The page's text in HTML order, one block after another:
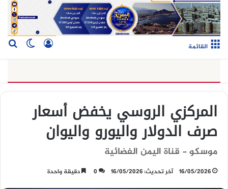
تسجيل القائمة
المركزي الروسي يخفض أسعار
صرف الدولار واليورو واليوان
موسكو - قناة اليمن الفضائية
16/05/2026 آخر تحديث: 16/05/2026 0 دقيقة واحدة